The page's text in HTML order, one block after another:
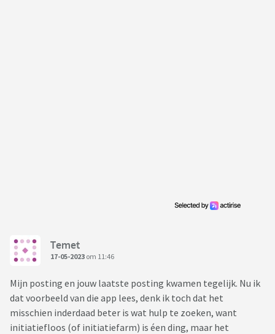
Temet
17-05-2023 om 11:46
Mijn posting en jouw laatste posting kwamen tegelijk. Nu ik
dat voorbeeld van die app lees, denk ik toch dat het
misschien inderdaad beter is wat hulp te zoeken, want
initiatiefloos (of initiatiefarm) is éen ding, maar het